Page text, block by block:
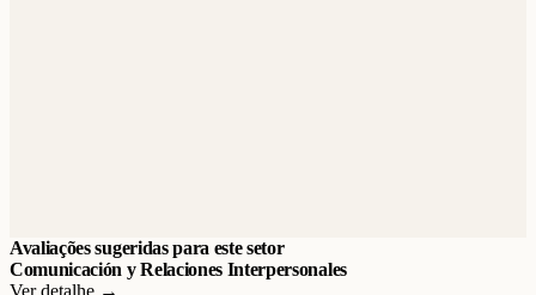
Avaliações sugeridas para este setor
Comunicación y Relaciones Interpersonales
Ver detalhe →